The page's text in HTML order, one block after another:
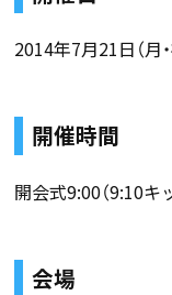
2014年7月21日（月・
開催時間
開会式9:00（9:10キ
会場